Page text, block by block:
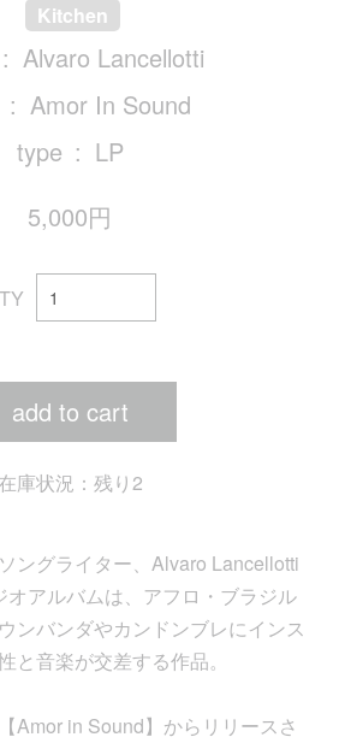
Kitchen
Alvaro Lancellotti
Amor In Sound
type
LP
5,000円
add to cart
在庫状況：残り2
ングライター、Alvaro Lancellotti
オアルバムは、アフロ・ブラジル
ンバンダやカンドンブレにインス
と音楽が交差する作品。
Amor in Sound】からリリースさ